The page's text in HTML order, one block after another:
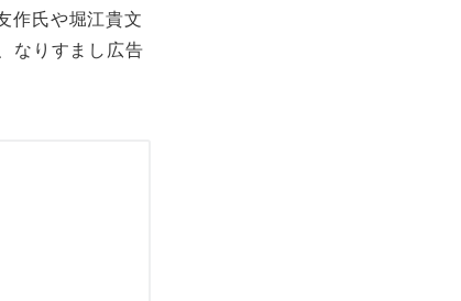
作氏や堀江貴文
なりすまし広告